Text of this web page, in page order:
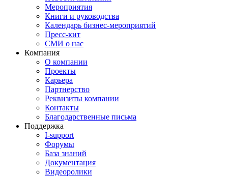
Мероприятия
Книги и руководства
Календарь бизнес‑мероприятий
Пресс‑кит
СМИ о нас
Компания
О компании
Проекты
Карьера
Партнерство
Реквизиты компании
Контакты
Благодарственные письма
Поддержка
I‑support
Форумы
База знаний
Документация
Видеоролики